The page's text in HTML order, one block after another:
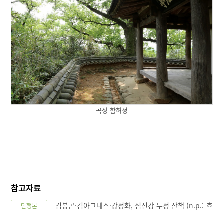
곡성 함허정
참고자료
단행본
김봉곤·김아그네스·강정화, 섬진강 누정 산책 (n.p.: 흐